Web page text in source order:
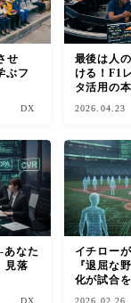
せ
ぶフ
DX
最後は人
ける！F1
タ活用の
2026.04.23
あなた
見落
DX
イチロー
『退屈な
化が試合
2026.02.26